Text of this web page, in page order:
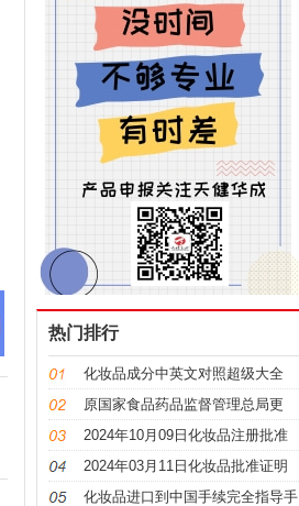
热门排行
化妆品成分中英文对照超级大全
原国家食品药品监督管理总局更
名，“CFDA”变“NMPA”
2024年10月09日化妆品注册批准
证明文件送达信息
2024年03月11日化妆品批准证明
文件送达信息发布
化妆品进口到中国手续完全指导手